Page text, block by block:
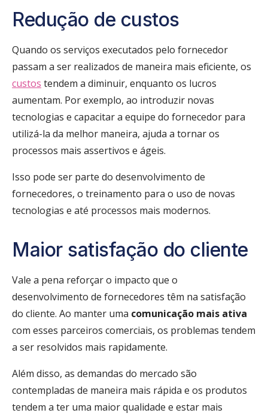
Redução de custos
Quando os serviços executados pelo fornecedor
passam a ser realizados de maneira mais eficiente, os
custos tendem a diminuir, enquanto os lucros
aumentam. Por exemplo, ao introduzir novas
tecnologias e capacitar a equipe do fornecedor para
utilizá-la da melhor maneira, ajuda a tornar os
processos mais assertivos e ágeis.
Isso pode ser parte do desenvolvimento de
fornecedores, o treinamento para o uso de novas
tecnologias e até processos mais modernos.
Maior satisfação do cliente
Vale a pena reforçar o impacto que o
desenvolvimento de fornecedores têm na satisfação
do cliente. Ao manter uma comunicação mais ativa
com esses parceiros comerciais, os problemas tendem
a ser resolvidos mais rapidamente.
Além disso, as demandas do mercado são
contempladas de maneira mais rápida e os produtos
tendem a ter uma maior qualidade e estar mais